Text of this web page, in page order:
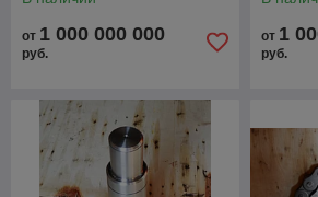
от 1 000 000 000
руб.
от 1
руб.